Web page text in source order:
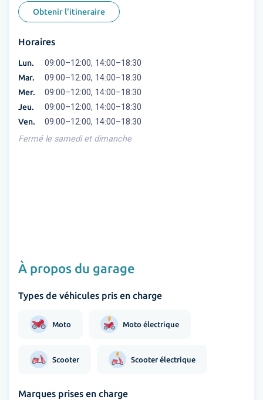
Obtenir l'itineraire
Horaires
Lun. 09:00–12:00, 14:00–18:30
Mar. 09:00–12:00, 14:00–18:30
Mer. 09:00–12:00, 14:00–18:30
Jeu. 09:00–12:00, 14:00–18:30
Ven.
09:00–12:00, 14:00–18:30
Fermé le samedi et dimanche
À propos du garage
Types de véhicules pris en charge
Moto Moto électrique
Scooter Scooter électrique
Marques prises en charge